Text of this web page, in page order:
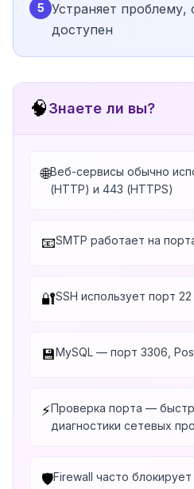
5 Устраняет проблему,
доступен
🧠Знаете ли вы?
🌐Веб-сервисы обычно
(HTTP) и 443 (HTTPS)
📧SMTP работает на
🔐SSH использует порт
💾MySQL — порт 3306,
⚡Проверка порта —
диагностики сетевых
🛡️Firewall часто